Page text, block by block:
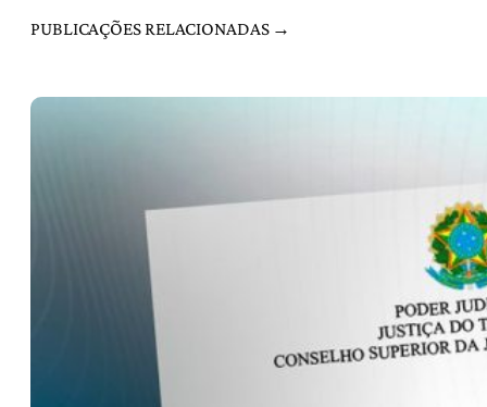
PUBLICAÇÕES RELACIONADAS →